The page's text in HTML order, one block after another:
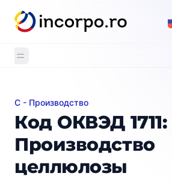
контенту
Код ОКВЭД 1711: Производство
C - Производство
Код ОКВЭД 1711:
Производство
целлюлозы